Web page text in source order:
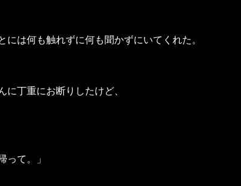
には何も触れずに何も聞かずにいてくれた。
に丁重にお断りしたけど、
って。」